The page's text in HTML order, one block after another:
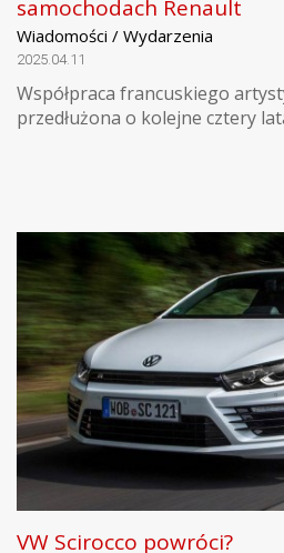
samochodach Renault
Wiadomości / Wydarzenia
2025.04.11
Współpraca francuskiego
przedłużona o kolejne cztery
VW Scirocco powróci?